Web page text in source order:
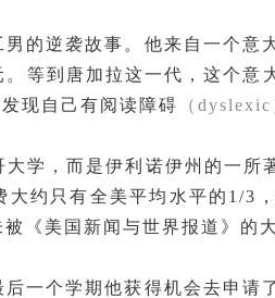
的逆袭故事。他来自一个意
等到唐加拉这一代，这个意
现自己有阅读障碍
（dyslexic
学，而是伊利诺伊州的一所
约只有全美平均水平的1/3
《美国新闻与世界报道》的
一个学期他获得机会去申请